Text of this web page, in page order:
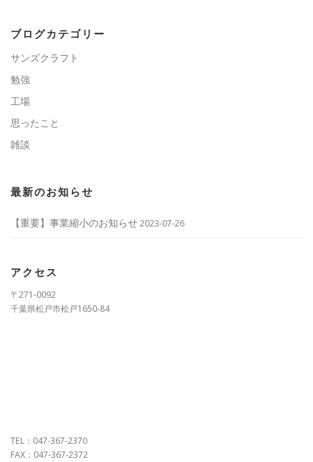
ブログカテゴリー
サンズクラフト
勉強
工場
思ったこと
雑談
最新のお知らせ
【重要】事業縮小のお知らせ2023-07-26
アクセス
〒271-0092
千葉県松戸市松戸1650-84
TEL：047-367-2370
FAX：047-367-2372